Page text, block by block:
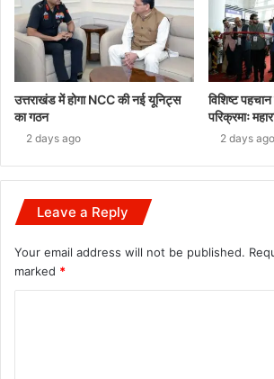
उत्तराखंड में होगा NCC की नई यूनिट्स
का गठन
2 days ago
विशिष्ट
परिक्रमाः
2 days ago
Leave a Reply
Your email address will not be published.
marked *